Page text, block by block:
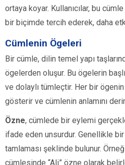
ortaya koyar. Kullanıcılar, bu
bir biçimde tercih ederek, daha
Cümlenin Ögeleri
Bir cümle, dilin temel yapı
ögelerden oluşur. Bu ögelerin
ve dolaylı tümleçtir. Her bir
gösterir ve cümlenin anlamını
Özne, cümlede bir eylemi
ifade eden unsurdur. Genellikle
tamlaması şeklinde bulunur.
cümlesinde “Ali” özne olarak